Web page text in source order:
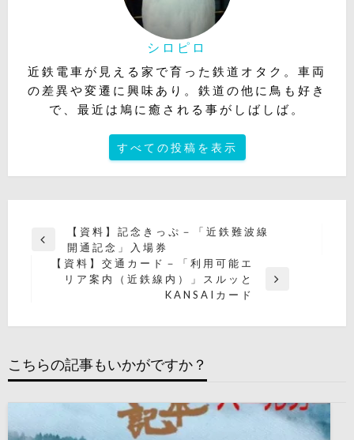
シロピロ
近鉄電車が見える家で育った鉄道オタク。車両
の差異や変遷に興味あり。鉄道の他に鳥も好き
で、最近は鳩に癒される事がしばしば。
すべての投稿を表示
投
ゲ
シ
前
【資料】記念きっぷ－「近鉄難波線
開通記念」入場券
【資料】交通カード－「利用可能エ
リア案内（近鉄線内）」スルッと
KANSAIカード
こちらの記事もいかがですか？